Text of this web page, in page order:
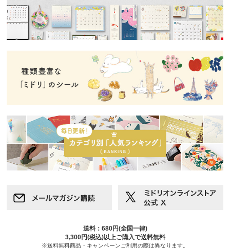
送料：680円(全国一律)
3,300円(税込)以上ご購入で送料無料
※送料無料商品・キャンペーンご利用の際は異なります。